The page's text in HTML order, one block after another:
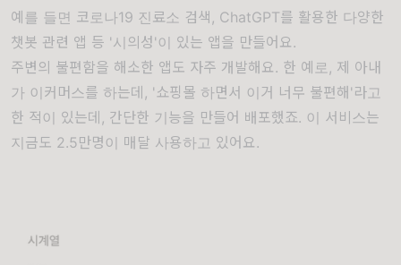
예를 들면 코로나19 진료소 검색, ChatGPT를 활용한 다양한
챗봇 관련 앱 등 '시의성'이 있는 앱을 만들어요.
주변의 불편함을 해소한 앱도 자주 개발해요. 한 예로, 제 아내
가 이커머스를 하는데, '쇼핑몰 하면서 이거 너무 불편해'라고
한 적이 있는데, 간단한 기능을 만들어 배포했죠. 이 서비스는
지금도 2.5만명이 매달 사용하고 있어요.